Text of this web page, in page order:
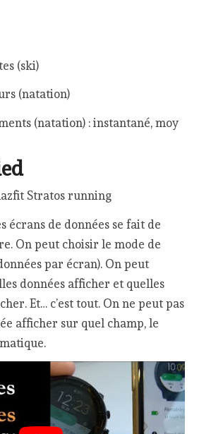
(ski)
(natation)
(natation) : instantané, moy
écrans de données se fait de
On peut choisir le mode de
par écran). On peut
données afficher et quelles
Et… c’est tout. On ne peut pas
afficher sur quel champ, le